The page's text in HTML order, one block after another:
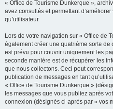
« Office de Tourisme Dunkerque »,
avez consultés et permettant
qu’utilisateur.
Lors de votre navigation sur « Office de
également créer une quatrième sorte de
est prévu pour couvrir uniquement les
seconde manière est de récupérer les
que nous collectons. Ceci peut
publication de messages en tant
« Office de Tourisme Dunkerque »
les messages que vous publiez après
connexion (désignés ci-après par « vos